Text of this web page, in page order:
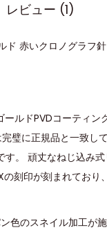
レビュー (1)
ド 赤いクロノグラ
ルドPVDコーティ
璧に正規品と一致し
。 頑丈なねじ込み
刻印が刻まれており
色のスネイル加工が